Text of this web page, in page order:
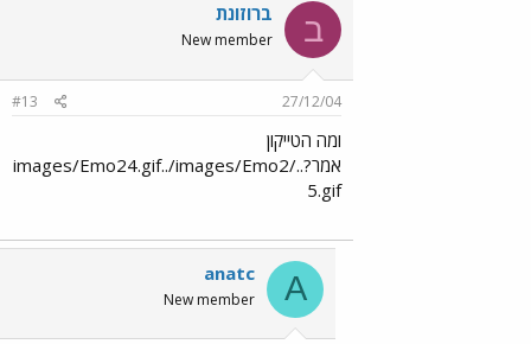
ב ברוזונת
New member
27/12/04
#13
ומה הטייקון
אמר?../images/Emo24.gif../images/Emo2
5.gif
A
anatc
New member